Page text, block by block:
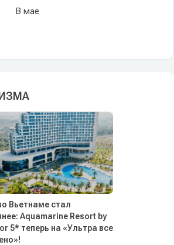
В мае
Вьетнаме стал
Aquamarine Resort by
5* теперь на «Ультра все